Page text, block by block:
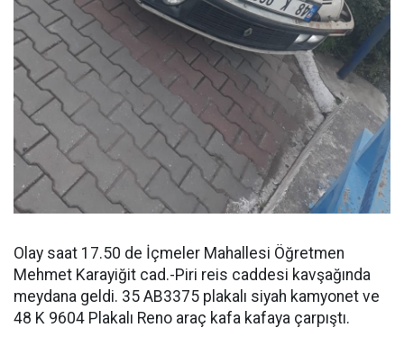
Olay saat 17.50 de İçmeler Mahallesi Öğretmen
Mehmet Karayiğit cad.-Piri reis caddesi kavşağında
meydana geldi. 35 AB3375 plakalı siyah kamyonet ve
48 K 9604 Plakalı Reno araç kafa kafaya çarpıştı.